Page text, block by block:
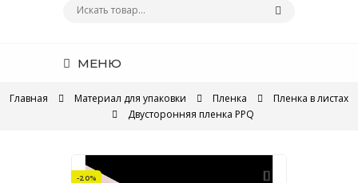
МЕНЮ
Главная Материал для упаковки Пленка
Пленка в листах
Двусторонняя пленка PPQ
-20%